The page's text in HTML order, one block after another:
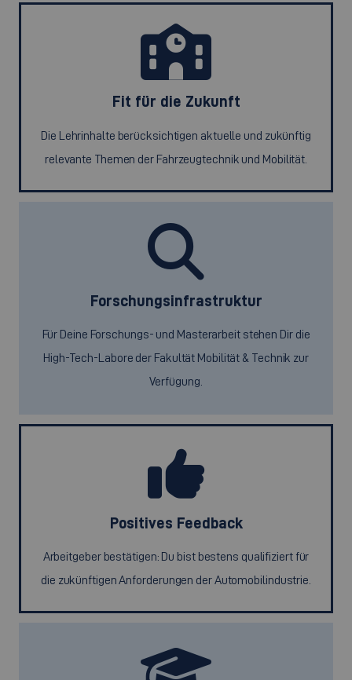
Fit für die Zukunft
Die Lehrinhalte berücksichtigen aktuelle und zukünftig
relevante Themen der Fahrzeugtechnik und Mobilität.
Forschungsinfrastruktur
Für Deine Forschungs- und Masterarbeit stehen Dir die
High-Tech-Labore der Fakultät Mobilität & Technik zur
Verfügung.
Positives Feedback
Arbeitgeber bestätigen: Du bist bestens qualifiziert für
die zukünftigen Anforderungen der Automobilindustrie.